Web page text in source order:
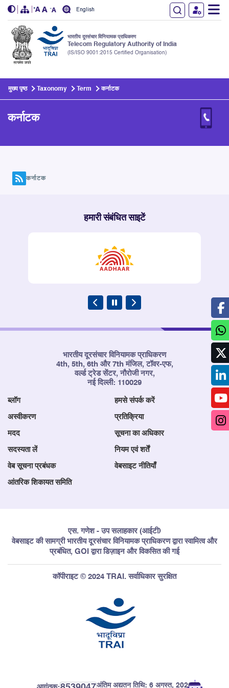
English
भारतीय दूरसंचार विनियामक प्राधिकरण
Telecom Regulatory Authority of India
(IS/ISO 9001:2015 Certified Organisation)
मुख्य पृष्ठ Taxonomy Term कर्नाटक
कर्नाटक
कर्नाटक
हमारी संबंधित साइटें
भारतीय दूरसंचार विनियामक प्राधिकरण
4th, 5th, 6th और 7th मंजिल, टॉवर-एफ,
वर्ल्ड ट्रेड सेंटर, नौरोजी नगर,
नई दिल्ली: 110029
ब्लॉग हमसे संपर्क करें
अस्वीकरण प्रतिक्रिया
मदद सूचना का अधिकार
सदस्यता लें नियम एवं शर्तें
वेब सूचना प्रबंधक वेबसाइट नीतियाँ
आंतरिक शिकायत समिति
एस. गणेश - उप सलाहकार (आईटी)
वेबसाइट की सामग्री भारतीय दूरसंचार विनियामक प्राधिकरण द्वारा स्वामित्व और
प्रबंधित, GOI द्वारा डिज़ाइन और विकसित की गई
कॉपीराइट © 2024 TRAI. सर्वाधिकार सुरक्षित
अंतिम अद्यतन तिथि: 6 अगस्त, 2026